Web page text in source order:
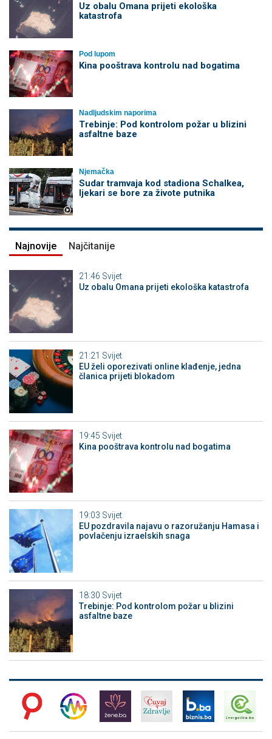
Uz obalu Omana prijeti ekološka
katastrofa
Pod lupom
Kina pooštrava kontrolu nad bogatima
Nadljudskim naporima
Trebinje: Pod kontrolom požar u blizini
asfaltne baze
Njemačka
Sudar tramvaja kod stadiona Schalkea,
ljekari se bore za živote putnika
Najnovije Najčitanije
21:46 Svijet
Uz obalu Omana prijeti ekološka katastrofa
21:21 Svijet
EU želi oporezivati online klađenje, jedna
članica prijeti blokadom
19:45 Svijet
Kina pooštrava kontrolu nad bogatima
19:03 Svijet
EU pozdravila najavu o razoružanju Hamasa i
povlačenju izraelskih snaga
18:30 Svijet
Trebinje: Pod kontrolom požar u blizini
asfaltne baze